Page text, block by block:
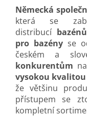
Německá
která se
distribucí
pro bazény se
českém a
konkurentům
vysokou
že většinu
přístupem se
kompletní